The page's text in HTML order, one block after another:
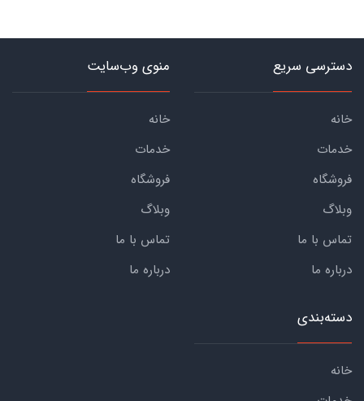
دسترسی سریع
خانه
خدمات
فروشگاه
وبلاگ
تماس با ما
درباره ما
منوی وب‌سایت
خانه
خدمات
فروشگاه
وبلاگ
تماس با ما
درباره ما
دسته‌بندی
خانه